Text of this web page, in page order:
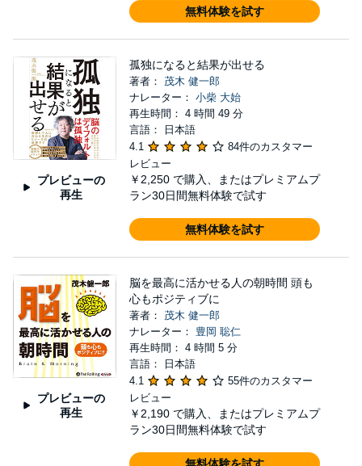
無料体験を試す
プレビューの
再生
孤独になると結果が出せる
著者： 茂木 健一郎
ナレーター： 小柴 大始
再生時間： 4 時間 49 分
言語： 日本語
4.1
84件のカスタマー
レビュー
￥2,250 で購入、またはプレミアムプ
ラン30日間無料体験で試す
無料体験を試す
プレビューの
再生
脳を最高に活かせる人の朝時間 頭も
心もポジティブに
著者： 茂木 健一郎
ナレーター： 豊岡 聡仁
再生時間： 4 時間 5 分
言語： 日本語
4.1
55件のカスタマー
レビュー
￥2,190 で購入、またはプレミアムプ
ラン30日間無料体験で試す